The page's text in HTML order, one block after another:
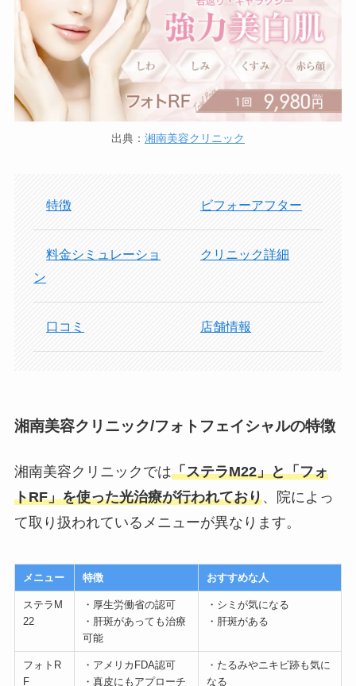
出典： 湘南美容クリニック
特徴 ビフォーアフター
料金シミュレーショ
ン
クリニック詳細
口コミ 店舗情報
湘南美容クリニック/フォトフェイシャルの特徴
湘南美容クリニックでは「ステラM22」と「フォ
トRF」を使った光治療が行われており、院によっ
て取り扱われているメニューが異なります。
メニュー 特徴 おすすめな人
ステラM
22
・厚生労働省の認可
・肝斑があっても治療
可能
・シミが気になる
・肝斑がある
フォトR
F
・アメリカFDA認可
・真皮にもアプローチ
・たるみやニキビ跡も気に
なる